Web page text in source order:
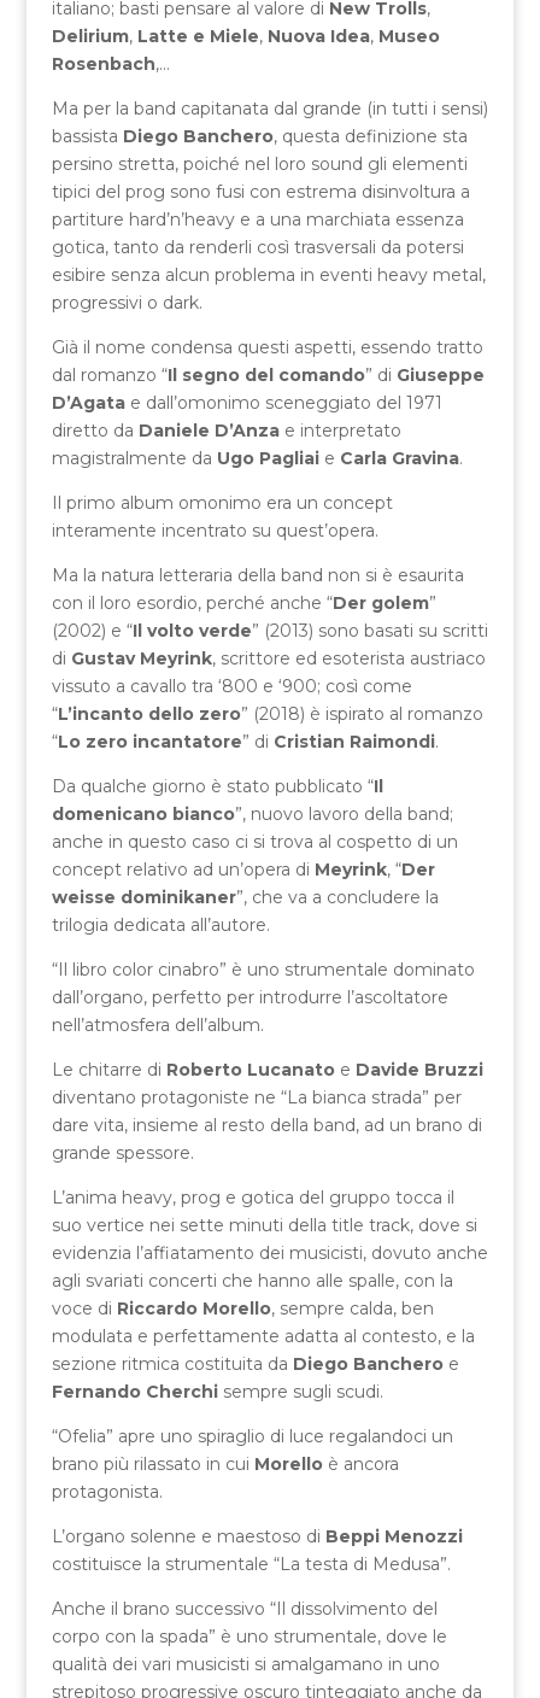
italiano; basti pensare al valore di New Trolls,
Delirium, Latte e Miele, Nuova Idea, Museo
Rosenbach,…
Ma per la band capitanata dal grande (in tutti i sensi)
bassista Diego Banchero, questa definizione sta
persino stretta, poiché nel loro sound gli elementi
tipici del prog sono fusi con estrema disinvoltura a
partiture hard’n’heavy e a una marchiata essenza
gotica, tanto da renderli così trasversali da potersi
esibire senza alcun problema in eventi heavy metal,
progressivi o dark.
Già il nome condensa questi aspetti, essendo tratto
dal romanzo “Il segno del comando” di Giuseppe
D’Agatae dall’omonimo sceneggiato del 1971
diretto da Daniele D’Anzae interpretato
magistralmente da Ugo Pagliaie Carla Gravina.
Il primo album omonimo era un concept
interamente incentrato su quest’opera.
Ma la natura letteraria della band non si è esaurita
con il loro esordio, perché anche “Der golem”
(2002) e “Il volto verde” (2013) sono basati su scritti
di Gustav Meyrink, scrittore ed esoterista austriaco
vissuto a cavallo tra ‘800 e ‘900; così come
“L’incanto dello zero” (2018) è ispirato al romanzo
“Lo zero incantatore” di Cristian Raimondi.
Da qualche giorno è stato pubblicato “Il
domenicano bianco”, nuovo lavoro della band;
anche in questo caso ci si trova al cospetto di un
concept relativo ad un’opera di Meyrink, “Der
weisse dominikaner”, che va a concludere la
trilogia dedicata all’autore.
“Il libro color cinabro” è uno strumentale dominato
dall’organo, perfetto per introdurre l’ascoltatore
nell’atmosfera dell’album.
Le chitarre di Roberto Lucanatoe Davide Bruzzi
diventano protagoniste ne “La bianca strada” per
dare vita, insieme al resto della band, ad un brano di
grande spessore.
L’anima heavy, prog e gotica del gruppo tocca il
suo vertice nei sette minuti della title track, dove si
evidenzia l’affiatamento dei musicisti, dovuto anche
agli svariati concerti che hanno alle spalle, con la
voce di Riccardo Morello, sempre calda, ben
modulata e perfettamente adatta al contesto, e la
sezione ritmica costituita da Diego Bancheroe
Fernando Cherchisempre sugli scudi.
“Ofelia” apre uno spiraglio di luce regalandoci un
brano più rilassato in cui Morelloè ancora
protagonista.
L’organo solenne e maestoso di Beppi Menozzi
costituisce la strumentale “La testa di Medusa”.
Anche il brano successivo “Il dissolvimento del
corpo con la spada” è uno strumentale, dove le
qualità dei vari musicisti si amalgamano in uno
strepitoso progressive oscuro tinteggiato anche da